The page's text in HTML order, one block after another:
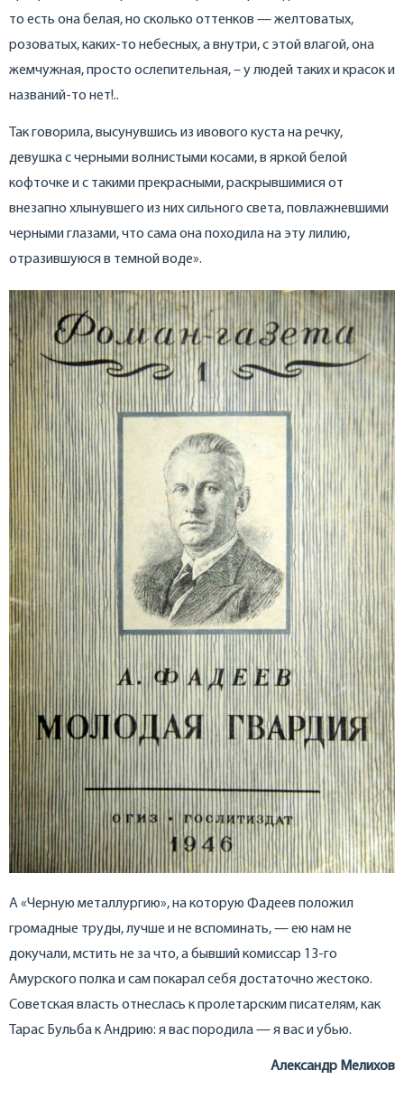
то есть она белая, но сколько оттенков — желтоватых,
розоватых, каких-то небесных, а внутри, с этой влагой, она
жемчужная, просто ослепительная, – у людей таких и красок и
названий-то нет!..
Так говорила, высунувшись из ивового куста на речку,
девушка с черными волнистыми косами, в яркой белой
кофточке и с такими прекрасными, раскрывшимися от
внезапно хлынувшего из них сильного света, повлажневшими
черными глазами, что сама она походила на эту лилию,
отразившуюся в темной воде».
А «Черную металлургию», на которую Фадеев положил
громадные труды, лучше и не вспоминать, — ею нам не
докучали, мстить не за что, а бывший комиссар 13-го
Амурского полка и сам покарал себя достаточно жестоко.
Советская власть отнеслась к пролетарским писателям, как
Тарас Бульба к Андрию: я вас породила — я вас и убью.
Александр Мелихов